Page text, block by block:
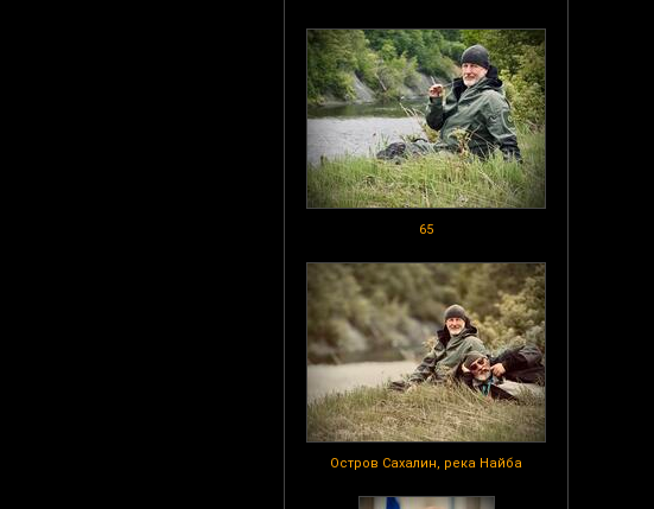
65
Остров Сахалин, река Найба